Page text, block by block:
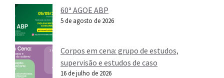
60ª AGOE ABP
5 de agosto de 2026
Corpos em cena: grupo de estudos,
supervisão e estudos de caso
16 de julho de 2026